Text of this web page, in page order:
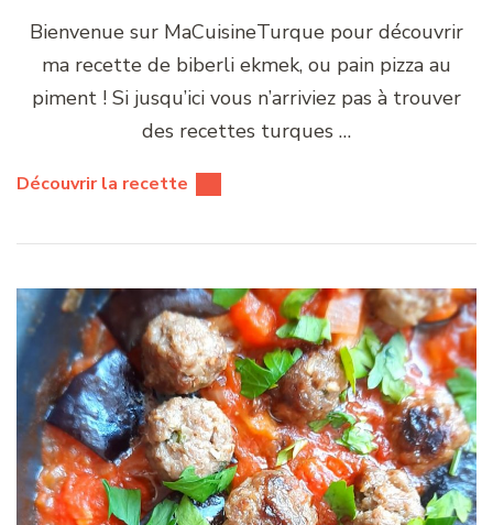
Bienvenue sur MaCuisineTurque pour découvrir
ma recette de biberli ekmek, ou pain pizza au
piment ! Si jusqu’ici vous n’arriviez pas à trouver
des recettes turques …
Découvrir la recette